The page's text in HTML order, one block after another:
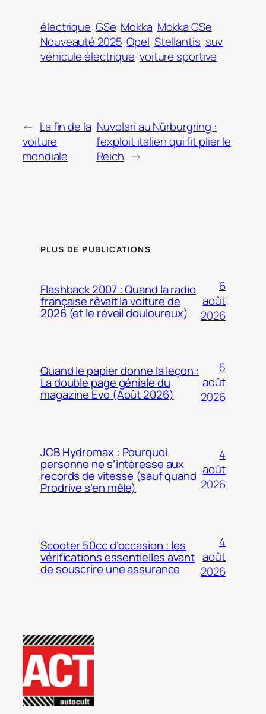
électrique GSe Mokka Mokka GSe
Nouveauté 2025 Opel Stellantis suv
véhicule électrique voiture sportive
← La fin de la
voiture
mondiale
Nuvolari au Nürburgring :
l’exploit italien qui fit plier le
Reich →
PLUS DE PUBLICATIONS
Flashback 2007 : Quand la radio
française rêvait la voiture de
2026 (et le réveil douloureux)
6
août
2026
Quand le papier donne la leçon :
La double page géniale du
magazine Evo (Août 2026)
5
août
2026
JCB Hydromax : Pourquoi
personne ne s’intéresse aux
records de vitesse (sauf quand
Prodrive s’en mêle)
4
août
2026
Scooter 50cc d’occasion : les
vérifications essentielles avant
de souscrire une assurance
4
août
2026